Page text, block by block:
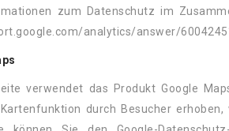
zum Datenschutz im
analytics/answer/
verwendet das Produkt Google
durch Besucher